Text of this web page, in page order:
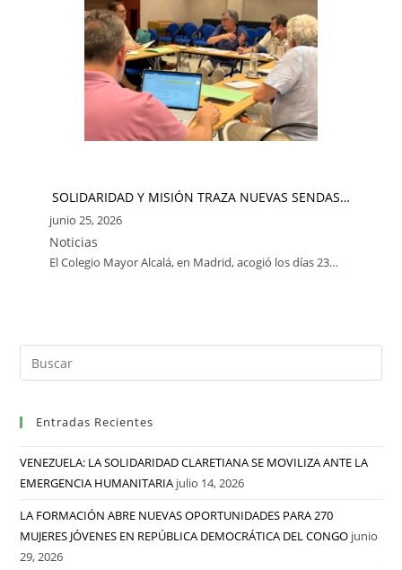
SOLIDARIDAD Y MISIÓN TRAZA NUEVAS SENDAS…
junio 25, 2026
Noticias
El Colegio Mayor Alcalá, en Madrid, acogió los días 23…
Entradas Recientes
VENEZUELA: LA SOLIDARIDAD CLARETIANA SE MOVILIZA ANTE LA
EMERGENCIA HUMANITARIA julio 14, 2026
LA FORMACIÓN ABRE NUEVAS OPORTUNIDADES PARA 270
MUJERES JÓVENES EN REPÚBLICA DEMOCRÁTICA DEL CONGO junio
29, 2026